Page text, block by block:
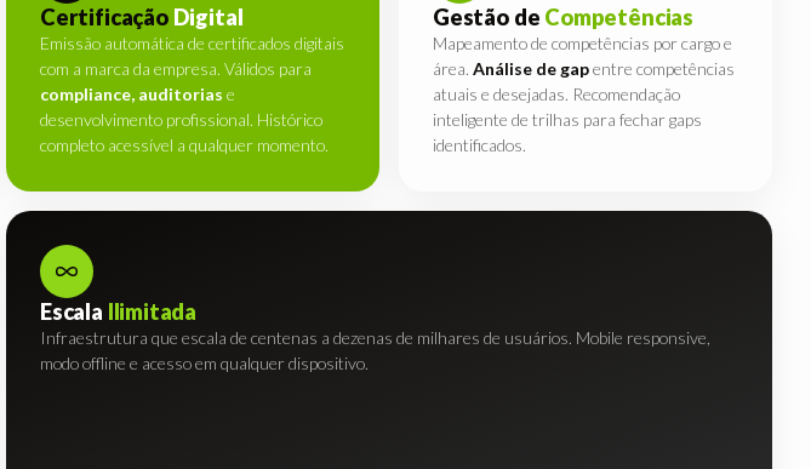
CertificaçãoDigital
Emissão automática de certificados digitais
com a marca da empresa. Válidos para
compliance, auditorias e
desenvolvimento profissional. Histórico
completo acessível a qualquer momento.
Gestão de Competências
Mapeamento de competências por cargo e
área. Análise de gapentre competências
atuais e desejadas. Recomendação
inteligente de trilhas para fechar gaps
identificados.
Escala Ilimitada
Infraestrutura que escala de centenas a dezenas de milhares de usuários. Mobile responsive,
modo offline e acesso em qualquer dispositivo.